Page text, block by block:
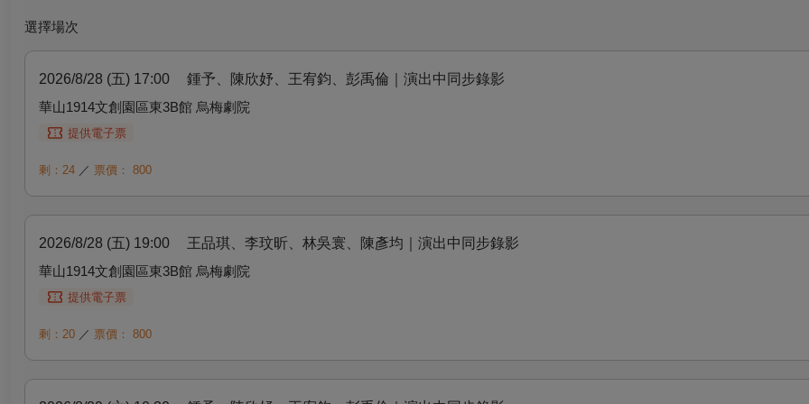
選擇場次
2026/8/28 (五) 17:00
鍾予、陳欣妤、王宥鈞、彭禹倫｜演出中同步錄影
華山1914文創園區東3B館 烏梅劇院
提供電子票
剩：24 ／ 票價： 800
2026/8/28 (五) 19:00
王品琪、李玟昕、林吳寰、陳彥均｜演出中同步錄影
華山1914文創園區東3B館 烏梅劇院
提供電子票
剩：20 ／ 票價： 800